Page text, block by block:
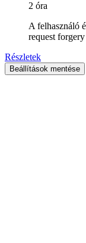
2 óra
A felhasználó
request
Részletek
Beállítások mentése